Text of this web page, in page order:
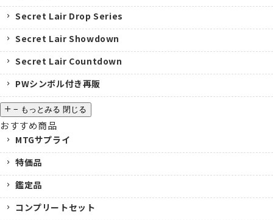
Secret Lair Drop Series
Secret Lair Showdown
Secret Lair Countdown
PWシンボル付き再販
− もっとみる 閉じる
おすすめ商品
MTGサプライ
特価品
鑑定品
コンプリートセット